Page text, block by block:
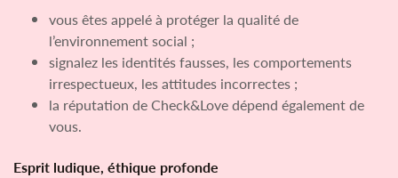
vous êtes appelé à protéger la qualité de
l’environnement social ;
signalez les identités fausses, les comportements
irrespectueux, les attitudes incorrectes ;
la réputation de Check&Love dépend également de
vous.
Esprit ludique, éthique profonde